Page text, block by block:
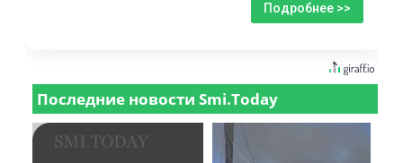
Подробнее >>